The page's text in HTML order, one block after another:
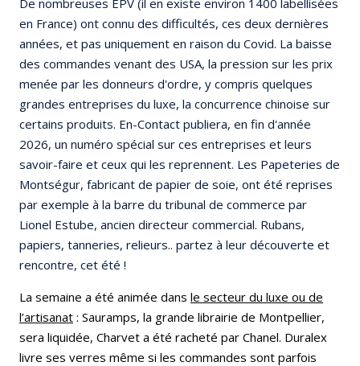
De nombreuses EPV (il en existe environ 1400 labellisées
en France) ont connu des difficultés, ces deux dernières
années, et pas uniquement en raison du Covid. La baisse
des commandes venant des USA, la pression sur les prix
menée par les donneurs d'ordre, y compris quelques
grandes entreprises du luxe, la concurrence chinoise sur
certains produits. En-Contact publiera, en fin d'année
2026, un numéro spécial sur ces entreprises et leurs
savoir-faire et ceux qui les reprennent. Les Papeteries de
Montségur, fabricant de papier de soie, ont été reprises
par exemple à la barre du tribunal de commerce par
Lionel Estube, ancien directeur commercial. Rubans,
papiers, tanneries, relieurs.. partez à leur découverte et
rencontre, cet été !
La semaine a été animée dans le secteur du luxe ou de
l’artisanat : Sauramps, la grande librairie de Montpellier,
sera liquidée, Charvet a été racheté par Chanel. Duralex
livre ses verres même si les commandes sont parfois